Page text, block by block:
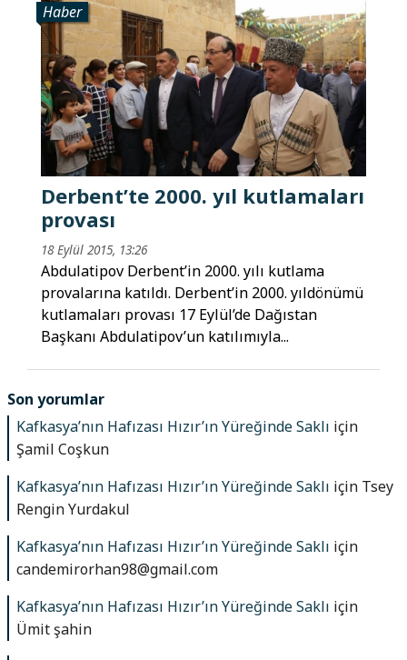
Haber
Derbent’te 2000. yıl kutlamaları
provası
18 Eylül 2015, 13:26
Abdulatipov Derbent’in 2000. yılı kutlama
provalarına katıldı. Derbent’in 2000. yıldönümü
kutlamaları provası 17 Eylül’de Dağıstan
Başkanı Abdulatipov’un katılımıyla...
Son yorumlar
Kafkasya’nın Hafızası Hızır’ın Yüreğinde Saklı için
Şamil Coşkun
Kafkasya’nın Hafızası Hızır’ın Yüreğinde Saklı için Tsey
Rengin Yurdakul
Kafkasya’nın Hafızası Hızır’ın Yüreğinde Saklı için
candemirorhan98@gmail.com
Kafkasya’nın Hafızası Hızır’ın Yüreğinde Saklı için
Ümit şahin